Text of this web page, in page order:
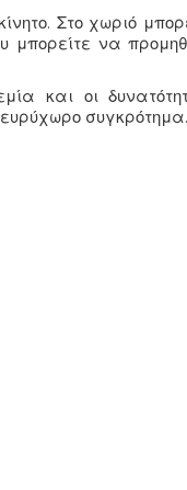
Στο χωριό
μπορείτε να
και οι
συγκρότημα.